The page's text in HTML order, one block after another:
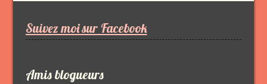
Suivez moi sur Facebook
Amis blogueurs